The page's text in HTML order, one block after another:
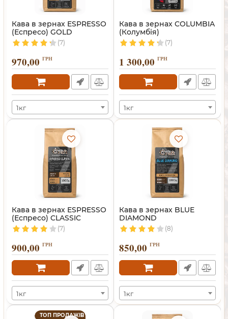
Кава в зернах ESPRESSO
(Еспресо) GOLD
(7)
970,00 ГРН
1кг
Кава в зернах COLUMBIA
(Колумбія)
(7)
1 300,00 ГРН
1кг
Кава в зернах ESPRESSO
(Еспресо) CLASSIC
(7)
900,00 ГРН
1кг
Кава в зернах BLUE
DIAMOND
(8)
850,00 ГРН
1кг
ТОП ПРОДАЖІВ